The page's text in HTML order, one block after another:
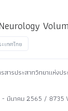
เทศไทย
สารประสาทวิทยาแห่งป
มีนาคม 2565 / 8735